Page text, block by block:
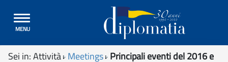
Toggle
navigation
MENU
Sei in:Attività Meetings Principali eventi del 2016 e